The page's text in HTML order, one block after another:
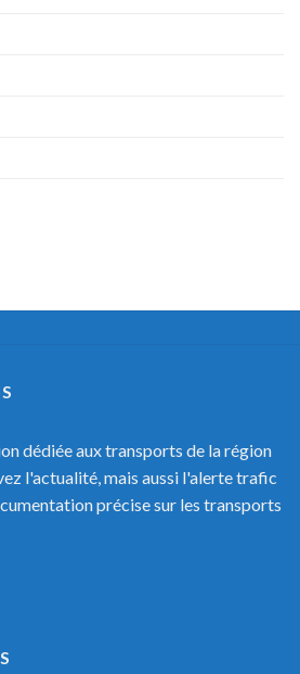
dédiée aux transports de la région
l'actualité, mais aussi l'alerte trafic
précise sur les transports